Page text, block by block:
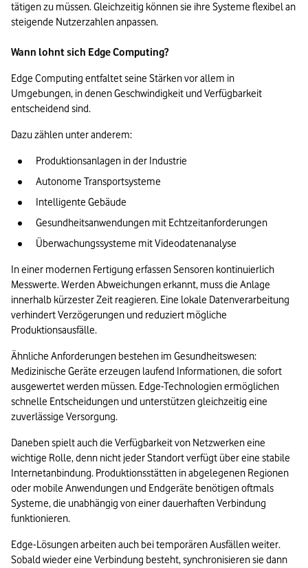
tätigen zu müssen. Gleichzeitig können sie ihre Systeme flexibel an
steigende Nutzerzahlen anpassen.
Wann lohnt sich Edge Computing?
Edge Computing entfaltet seine Stärken vor allem in
Umgebungen, in denen Geschwindigkeit und Verfügbarkeit
entscheidend sind.
Dazu zählen unter anderem:
Produktionsanlagen in der Industrie
Autonome Transportsysteme
Intelligente Gebäude
Gesundheitsanwendungen mit Echtzeitanforderungen
Überwachungssysteme mit Videodatenanalyse
In einer modernen Fertigung erfassen Sensoren kontinuierlich
Messwerte. Werden Abweichungen erkannt, muss die Anlage
innerhalb kürzester Zeit reagieren. Eine lokale Datenverarbeitung
verhindert Verzögerungen und reduziert mögliche
Produktionsausfälle.
Ähnliche Anforderungen bestehen im Gesundheitswesen:
Medizinische Geräte erzeugen laufend Informationen, die sofort
ausgewertet werden müssen. Edge-Technologien ermöglichen
schnelle Entscheidungen und unterstützen gleichzeitig eine
zuverlässige Versorgung.
Daneben spielt auch die Verfügbarkeit von Netzwerken eine
wichtige Rolle, denn nicht jeder Standort verfügt über eine stabile
Internetanbindung. Produktionsstätten in abgelegenen Regionen
oder mobile Anwendungen und Endgeräte benötigen oftmals
Systeme, die unabhängig von einer dauerhaften Verbindung
funktionieren.
Edge-Lösungen arbeiten auch bei temporären Ausfällen weiter.
Sobald wieder eine Verbindung besteht, synchronisieren sie dann